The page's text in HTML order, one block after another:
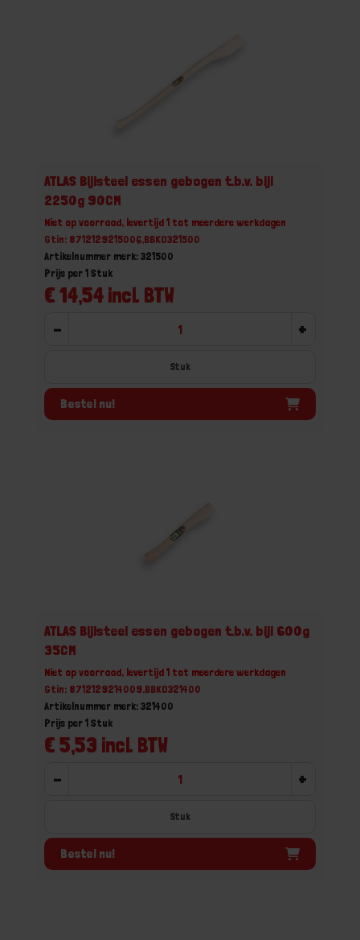
ATLAS Bijlsteel essen gebogen t.b.v. bijl
2250g 90CM
Niet op voorraad, levertijd 1 tot meerdere werkdagen
Gtin: 8712129215006,BBKO321500
Artikelnummer merk: 321500
€ 14,54 incl. BTW
Prijs per 1 Stuk
- +
Stuk
Bestel nu!
ATLAS Bijlsteel essen gebogen t.b.v. bijl 600g
35CM
Niet op voorraad, levertijd 1 tot meerdere werkdagen
Gtin: 8712129214009,BBKO321400
Artikelnummer merk: 321400
€ 5,53 incl. BTW
Prijs per 1 Stuk
- +
Stuk
Bestel nu!